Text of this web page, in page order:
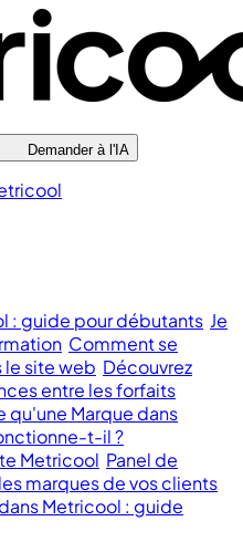
Demander à l'IA
: guide pour débutants Je
Comment se
site web Découvrez
entre les forfaits
qu'une Marque dans
t-il ?
Metricool Panel de
marques de vos clients
Metricool : guide